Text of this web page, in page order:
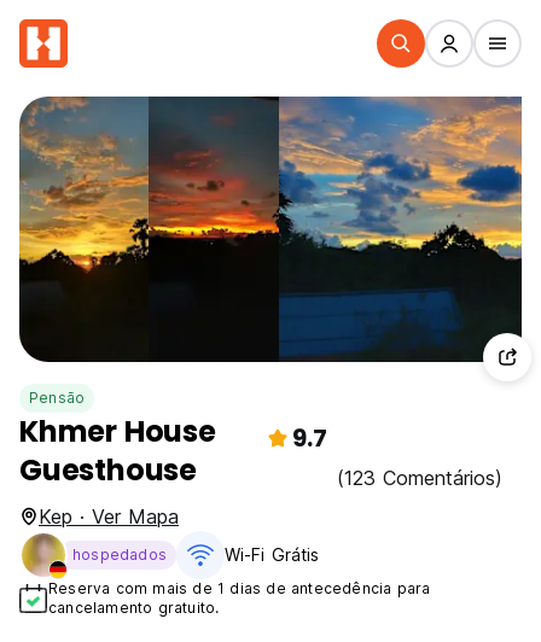
Pensão
Khmer House
Guesthouse
9.7
(123 Comentários)
Kep · Ver Mapa
hospedados Wi-Fi Grátis
Reserva com mais de 1 dias de antecedência para
cancelamento gratuito.